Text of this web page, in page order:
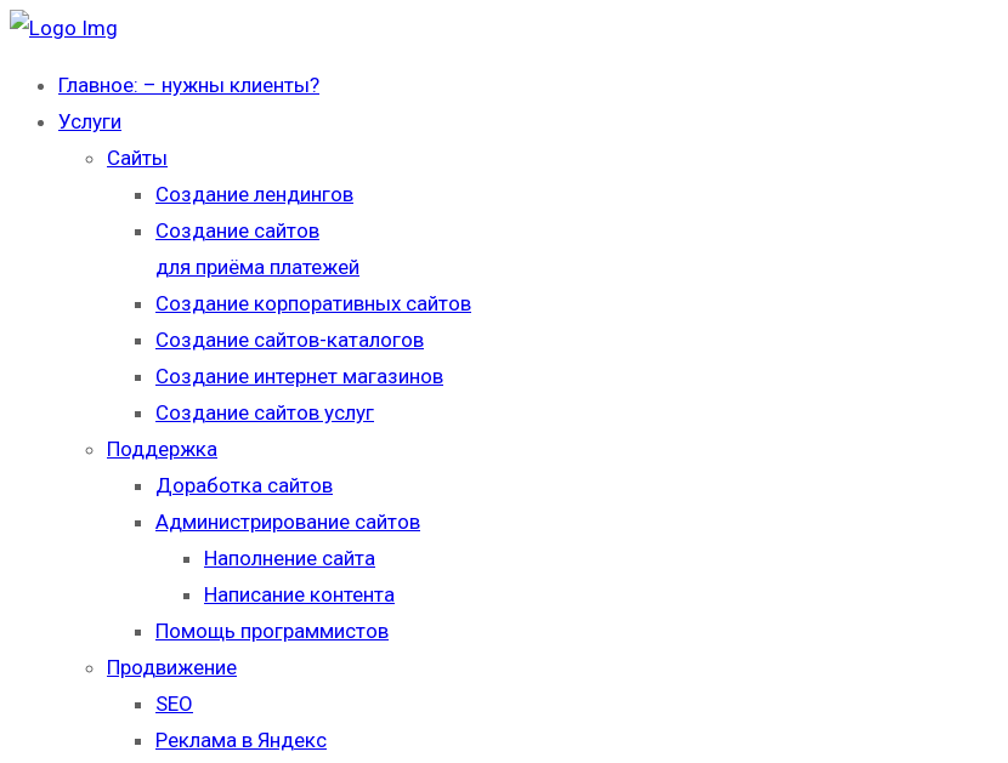
Главное: – нужны клиенты?
Услуги
Сайты
Создание лендингов
Создание сайтов
для приёма платежей
Создание корпоративных сайтов
Создание сайтов-каталогов
Создание интернет магазинов
Создание сайтов услуг
Поддержка
Доработка сайтов
Администрирование сайтов
Наполнение сайта
Написание контента
Помощь программистов
Продвижение
SEO
Реклама в Яндекс